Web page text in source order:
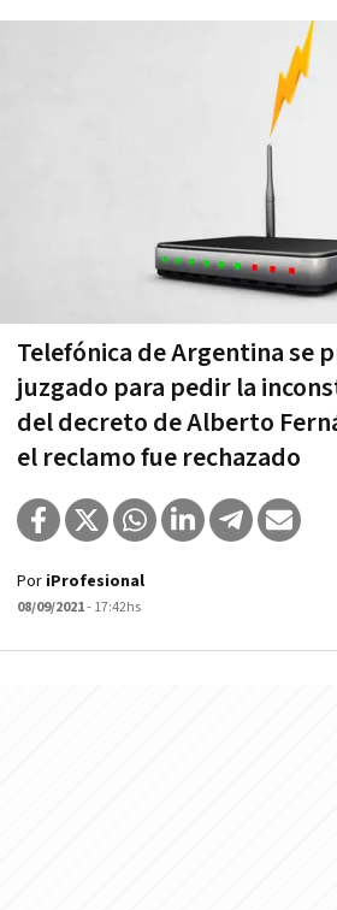
Telefónica de Argentina se
juzgado para pedir la
del decreto de Alberto
el reclamo fue rechazado
Por iProfesional
08/09/2021- 17:42hs